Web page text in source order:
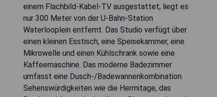
einem Flachbild-Kabel-TV ausgestattet, liegt es
nur 300 Meter von der U-Bahn-Station
Waterlooplein entfernt. Das Studio verfügt über
einen kleinen Esstisch, eine Speisekammer, eine
Mikrowelle und einen Kühlschrank sowie eine
Kaffeemaschine. Das moderne Badezimmer
umfasst eine Dusch-/Badewannenkombination.
Sehenswürdigkeiten wie die Hermitage, das